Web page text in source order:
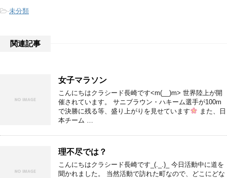
-未分類
関連記事
女子マラソン
こんにちはクラシード長崎です<m(__)m> 世界陸上が開
催されています。 サニブラウン・ハキーム選手が100m
で決勝に残る等、盛り上がりを見せています
また、日
本チーム …
理不尽では？
こんにちはクラシード長崎です_(._.)_ 今日活動中に道を
聞かれました。 当然活動で訪れた町なので、どこにどな